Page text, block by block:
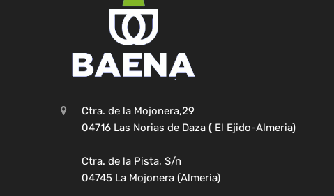
Ctra. de la Mojonera,29
04716 Las Norias de Daza ( El Ejido-Almeria)
Ctra. de la Pista, S/n
04745 La Mojonera (Almeria)